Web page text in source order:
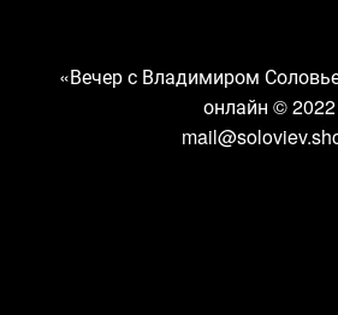
«Вечер с Владимиром
онлайн © 2022